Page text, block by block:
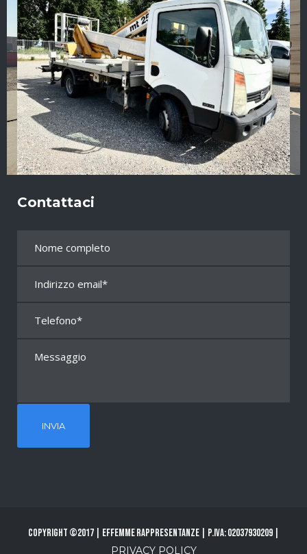
Contattaci
Copyright ©2017 | Effemme Rappresentanze | P.Iva: 02037930209 |
PRIVACY POLICY